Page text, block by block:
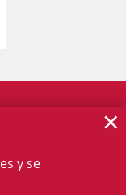
y se
×